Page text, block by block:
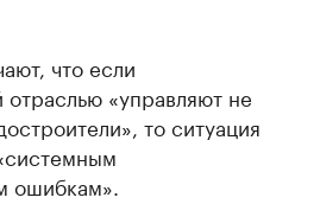
что если
отраслью «управляют не
то ситуация
ошибкам».